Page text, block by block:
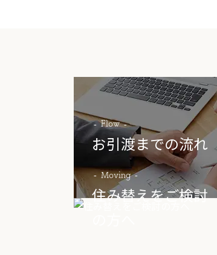
Flow
お引渡までの流れ
Moving
住み替えをご検討